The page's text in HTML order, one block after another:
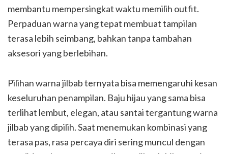
membantu mempersingkat waktu memilih outfit.
Perpaduan warna yang tepat membuat tampilan
terasa lebih seimbang, bahkan tanpa tambahan
aksesori yang berlebihan.
Pilihan warna jilbab ternyata bisa memengaruhi kesan
keseluruhan penampilan. Baju hijau yang sama bisa
terlihat lembut, elegan, atau santai tergantung warna
jilbab yang dipilih. Saat menemukan kombinasi yang
terasa pas, rasa percaya diri sering muncul dengan